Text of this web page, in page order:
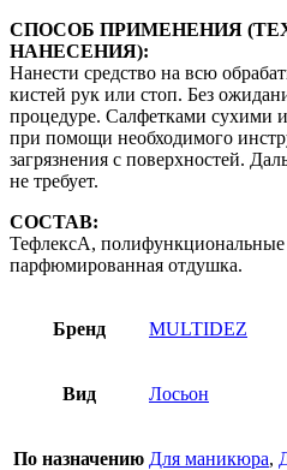
СПОСОБ ПРИМЕНЕНИЯ
НАНЕСЕНИЯ):
Нанести средство на всю
кистей рук или стоп. Без
процедуре. Салфетками сухими
при помощи необходимого
загрязнения с поверхностей.
не требует.
СОСТАВ:
ТефлексА,
парфюмированная отдушка.
Бренд MULTIDEZ
Вид Лосьон
По назначению Для маникюра,